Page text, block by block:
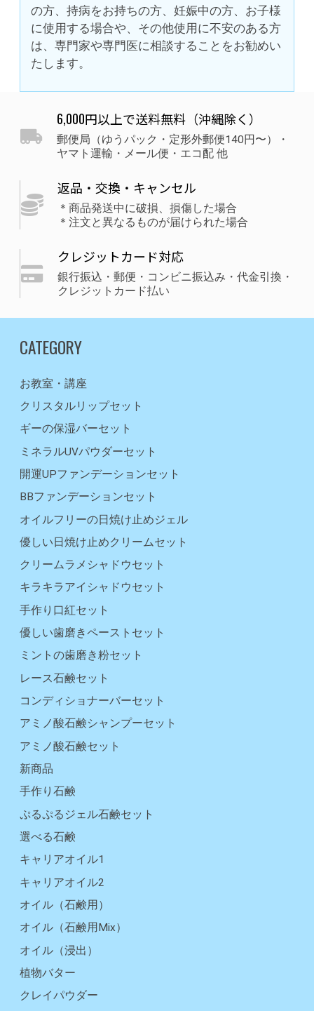
の方、持病をお持ちの方、妊娠中の方、お子様
に使用する場合や、その他使用に不安のある方
は、専門家や専門医に相談することをお勧めい
たします。
6,000円以上で送料無料（沖縄除く）
郵便局（ゆうパック・定形外郵便140円〜）・
ヤマト運輸・メール便・エコ配 他
返品・交換・キャンセル
＊商品発送中に破損、損傷した場合
＊注文と異なるものが届けられた場合
クレジットカード対応
銀行振込・郵便・コンビニ振込み・代金引換・
クレジットカード払い
CATEGORY
お教室・講座
クリスタルリップセット
ギーの保湿バーセット
ミネラルUVパウダーセット
開運UPファンデーションセット
BBファンデーションセット
オイルフリーの日焼け止めジェル
優しい日焼け止めクリームセット
クリームラメシャドウセット
キラキラアイシャドウセット
手作り口紅セット
優しい歯磨きペーストセット
ミントの歯磨き粉セット
レース石鹸セット
コンディショナーバーセット
アミノ酸石鹸シャンプーセット
アミノ酸石鹸セット
新商品
手作り石鹸
ぷるぷるジェル石鹸セット
選べる石鹸
キャリアオイル1
キャリアオイル2
オイル（石鹸用）
オイル（石鹸用Mix）
オイル（浸出）
植物バター
クレイパウダー